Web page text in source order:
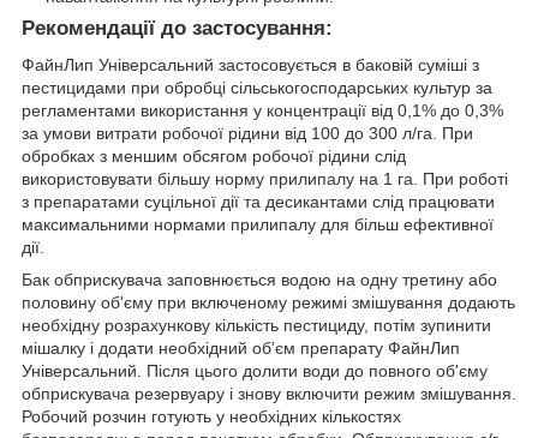
Рекомендації до застосування:
ФайнЛип Універсальний застосовується в баковій суміші з
пестицидами при обробці сільськогосподарських культур за
регламентами використання у концентрації від 0,1% до 0,3%
за умови витрати робочої рідини від 100 до 300 л/га. При
обробках з меншим обсягом робочої рідини слід
використовувати більшу норму прилипалу на 1 га. При роботі
з препаратами суцільної дії та десикантами слід працювати
максимальними нормами прилипалу для більш ефективної
дії.
Бак обприскувача заповнюється водою на одну третину або
половину об'єму при включеному режимі змішування додають
необхідну розрахункову кількість пестициду, потім зупинити
мішалку і додати необхідний об'єм препарату ФайнЛип
Універсальний. Після цього долити води до повного об'єму
обприскувача резервуару і знову включити режим змішування.
Робочий розчин готують у необхідних кількостях